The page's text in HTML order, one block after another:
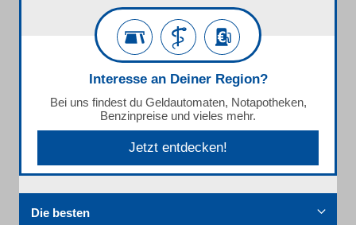
Interesse an Deiner Region?
Bei uns findest du Geldautomaten, Notapotheken,
Benzinpreise und vieles mehr.
Jetzt entdecken!
Die besten